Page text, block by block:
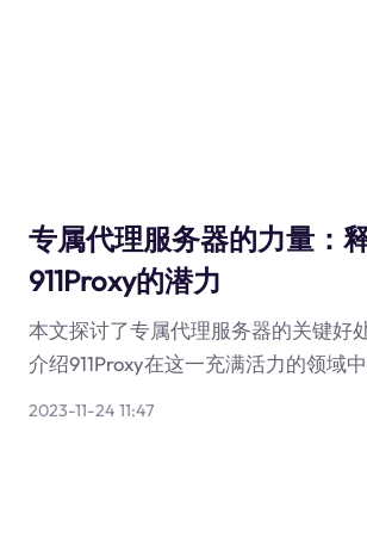
专属代理服务器的力量：
911Proxy的潜力
本文探讨了专属代理服务器的关键好
介绍911Proxy在这一充满活力的领域
2023-11-24 11:47